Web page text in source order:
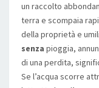
un raccolto
terra e scompaia
della proprietà e
senza pioggia,
di una perdita,
Se l’acqua scorre